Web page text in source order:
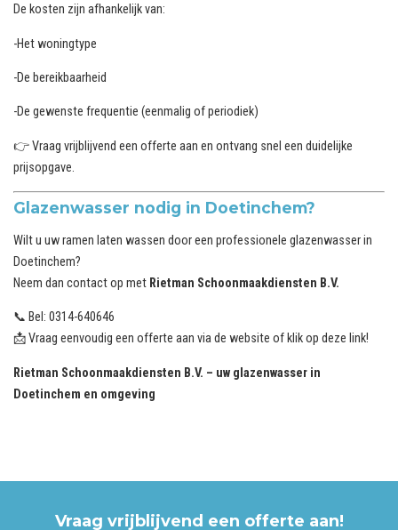
De kosten zijn afhankelijk van:
-Het woningtype
-De bereikbaarheid
-De gewenste frequentie (eenmalig of periodiek)
👉 Vraag vrijblijvend een offerte aan en ontvang snel een duidelijke
prijsopgave.
Glazenwasser nodig in Doetinchem?
Wilt u uw ramen laten wassen door een professionele glazenwasser in
Doetinchem?
Neem dan contact op met Rietman Schoonmaakdiensten B.V.
📞 Bel: 0314-640646
📩 Vraag eenvoudig een offerte aan via de website of klik op deze link!
Rietman Schoonmaakdiensten B.V. – uw glazenwasser in
Doetinchem en omgeving
Vraag vrijblijvend een offerte aan!